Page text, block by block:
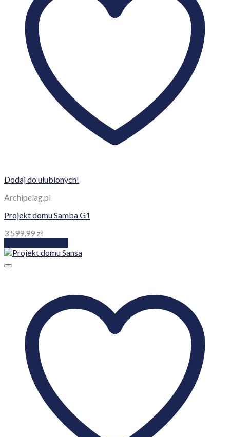
Dodaj do ulubionych!
Archipelag.pl
Projekt domu Samba G1
3 599,99 zł